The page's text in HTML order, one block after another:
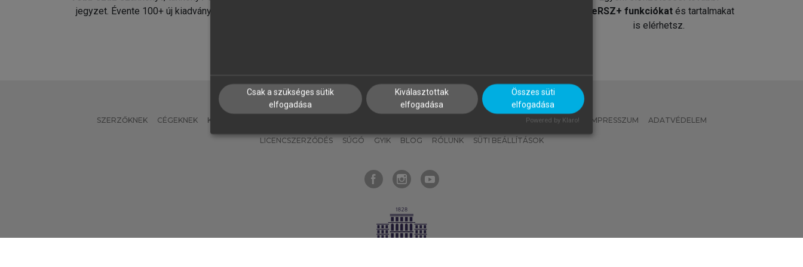
jegyzet. Évente 100+ új kiadvány.
MeRSZ+ funkciókat és tartalmakat
is elérhetsz.
SZERZŐKNEK CÉGEKNEK KÖNYVTÁROSOKNAK MI – ÁLTALÁNOS IRÁNYELVEK IMPRESSZUM ADATVÉDELEM
LICENCSZERZŐDÉS SÚGÓ GYIK BLOG RÓLUNK SÜTI BEÁLLÍTÁSOK
Csak a szükséges sütik
elfogadása
Kiválasztottak
elfogadása
Összes süti
elfogadása
Powered by Klaro!